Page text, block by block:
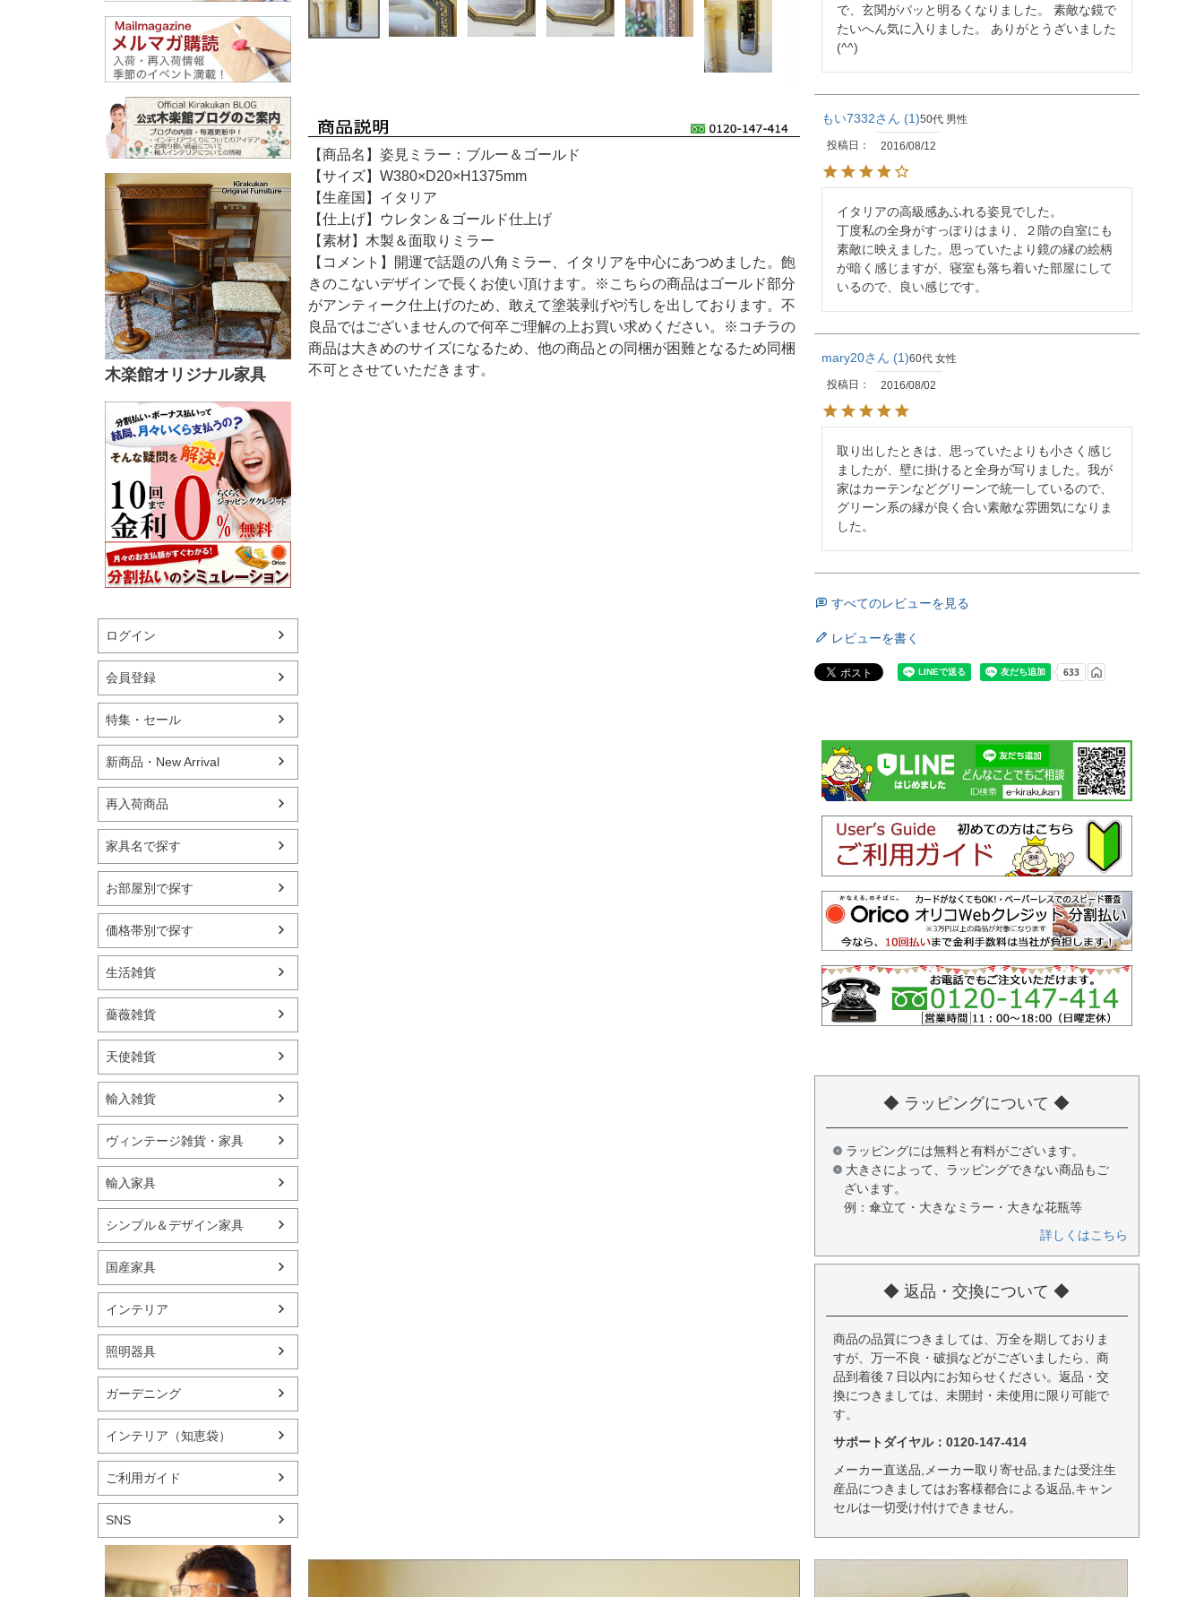
木楽館オリジナル家具
ログイン
会員登録
特集・セール
新商品・New Arrival
再入荷商品
家具名で探す
お部屋別で探す
価格帯別で探す
生活雑貨
薔薇雑貨
天使雑貨
輸入雑貨
ヴィンテージ雑貨・家具
輸入家具
シンプル＆デザイン家具
国産家具
インテリア
照明器具
ガーデニング
インテリア（知恵袋）
ご利用ガイド
SNS
【商品名】姿見ミラー：ブルー＆ゴールド
【サイズ】W380×D20×H1375mm
【生産国】イタリア
【仕上げ】ウレタン＆ゴールド仕上げ
【素材】木製＆面取りミラー
【コメント】開運で話題の八角ミラー、イタリアを中心にあつめました。飽
きのこないデザインで長くお使い頂けます。※こちらの商品はゴールド部分
がアンティーク仕上げのため、敢えて塗装剥げや汚しを出しております。不
良品ではございませんので何卒ご理解の上お買い求めください。※コチラの
商品は大きめのサイズになるため、他の商品との同梱が困難となるため同梱
不可とさせていただきます。
で、玄関がパッと明るくなりました。 素敵な鏡で
たいへん気に入りました。 ありがとうざいました
(^^)
もい7332 1 50代 男性
投稿日 2016/08/12
イタリアの高級感あふれる姿見でした。
丁度私の全身がすっぽりはまり、２階の自室にも
素敵に映えました。思っていたより鏡の縁の絵柄
が暗く感じますが、寝室も落ち着いた部屋にして
いるので、良い感じです。
mary20 1 60代 女性
投稿日 2016/08/02
取り出したときは、思っていたよりも小さく感じ
ましたが、壁に掛けると全身が写りました。我が
家はカーテンなどグリーンで統一しているので、
グリーン系の縁が良く合い素敵な雰囲気になりま
した。
すべてのレビューを見る
レビューを書く
◆ ラッピングについて ◆
ラッピングには無料と有料がございます。
大きさによって、ラッピングできない商品もご
ざいます。
例：傘立て・大きなミラー・大きな花瓶等
詳しくはこちら
◆ 返品・交換について ◆
商品の品質につきましては、万全を期しておりま
すが、万一不良・破損などがございましたら、商
品到着後７日以内にお知らせください。返品・交
換につきましては、未開封・未使用に限り可能で
す。
サポートダイヤル：0120-147-414
メーカー直送品,メーカー取り寄せ品,または受注生
産品につきましてはお客様都合による返品,キャン
セルは一切受け付けできません。